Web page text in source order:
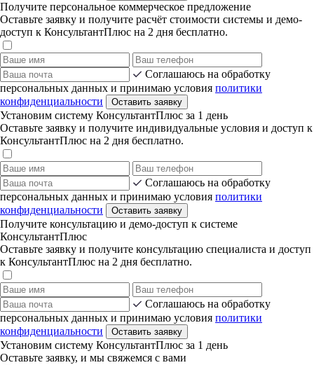
Получите персональное коммерческое предложение
Оставьте заявку и получите расчёт стоимости системы и демо-
доступ к КонсультантПлюс на 2 дня бесплатно.
Соглашаюсь на обработку
персональных данных и принимаю условия политики
конфиденциальности
Оставить заявку
Установим систему КонсультантПлюс за 1 день
Оставьте заявку и получите индивидуальные условия и доступ к
КонсультантПлюс на 2 дня бесплатно.
Соглашаюсь на обработку
персональных данных и принимаю условия политики
конфиденциальности
Оставить заявку
Получите консультацию и демо-доступ к системе
КонсультантПлюс
Оставьте заявку и получите консультацию специалиста и доступ
к КонсультантПлюс на 2 дня бесплатно.
Соглашаюсь на обработку
персональных данных и принимаю условия политики
конфиденциальности
Оставить заявку
Установим систему КонсультантПлюс за 1 день
Оставьте заявку, и мы свяжемся с вами